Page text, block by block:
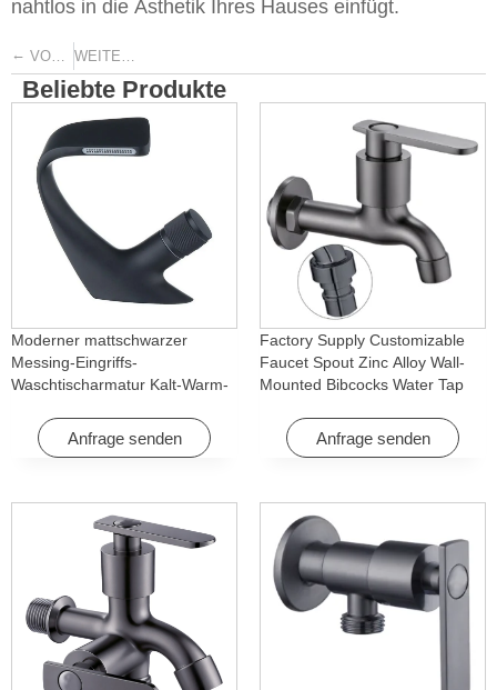
nahtlos in die Ästhetik Ihres Hauses einfügt.
← VORHERIGE WEITER
Beliebte Produkte
Moderner mattschwarzer
Messing-Eingriffs-
Waschtischarmatur Kalt-Warm-
Hotel & Wohnung
Anfrage senden
Factory Supply Customizable
Faucet Spout Zinc Alloy Wall-
Mounted Bibcocks Water Tap
Anfrage senden